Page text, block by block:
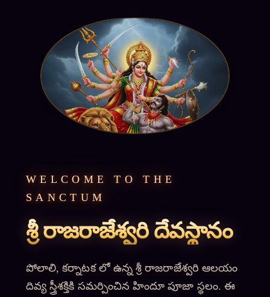
WELCOME TO THE
SANCTUM
శ్రీ రాజరాజేశ్వరి దేవస్థానం
పోలాలి, కర్నాటక లో ఉన్న శ్రీ రాజరాజేశ్వరి ఆలయం
దివ్య స్త్రీశక్తికి సమర్పించిన హిందూ పూజా స్థలం. ఈ